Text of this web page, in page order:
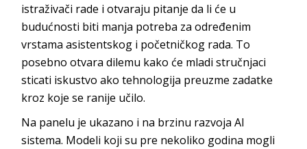
istraživači rade i otvaraju pitanje da li će u
budućnosti biti manja potreba za određenim
vrstama asistentskog i početničkog rada. To
posebno otvara dilemu kako će mladi stručnjaci
sticati iskustvo ako tehnologija preuzme zadatke
kroz koje se ranije učilo.
Na panelu je ukazano i na brzinu razvoja AI
sistema. Modeli koji su pre nekoliko godina mogli